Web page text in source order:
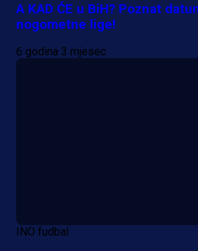
A KAD ĆE u BiH? Poznat
nogometne lige!
6 godina 3 mjesec
INO fudbal